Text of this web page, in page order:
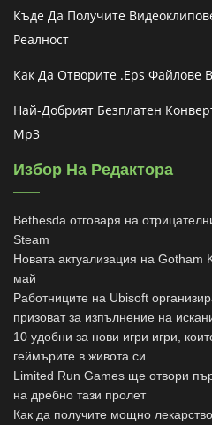
Къде Да Получите
Реалност
Как Да Отворите .eps Файлове
Най-Добрият Безплатен
Mp3
Избор На Редактора
Bethesda отговаря на
Steam
Новата актуализация на Gotham
май
Работниците на Ubisoft
призоват за изпълнение на
10 удобни за нови игри игри,
геймърите в живота си
Limited Run Games ще отвори
на дребно тази пролет
Как да получите мощно